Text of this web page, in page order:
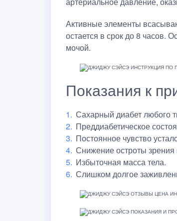
Активные элементы
остается в срок до 8 часов.
мочой.
Показания к
Сахарный диабет любого
Преддиабетическое
Постоянное чувство
Снижение остроты зрения
Избыточная масса тела.
Слишком долгое